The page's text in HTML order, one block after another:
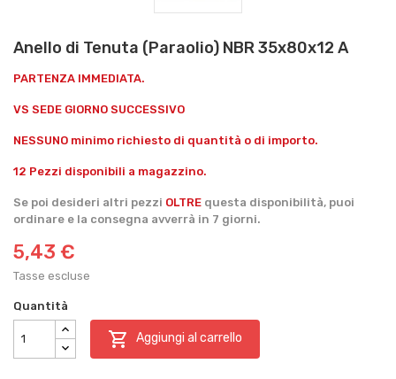
Anello di Tenuta (Paraolio) NBR 35x80x12 A
PARTENZA IMMEDIATA.
VS SEDE GIORNO SUCCESSIVO
NESSUNO minimo richiesto di quantità o di importo.
12 Pezzi disponibili a magazzino.
Se poi desideri altri pezzi OLTRE questa disponibilità, puoi
ordinare e la consegna avverrà in 7 giorni.
5,43 €
Tasse escluse
Quantità
 Aggiungi al carrello